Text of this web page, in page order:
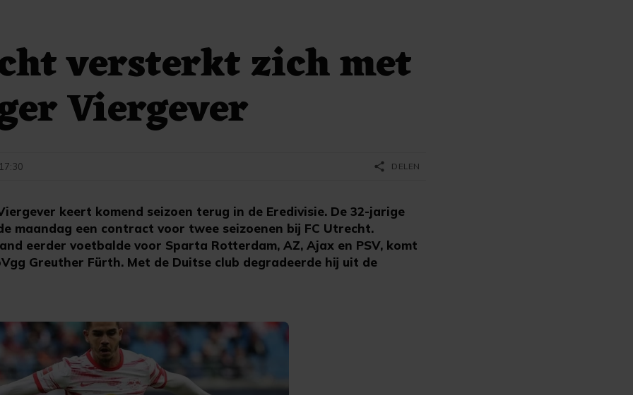
versterkt zich met
Viergever
keert komend seizoen terug in de Eredivisie. De 32-jarige
maandag een contract voor twee seizoenen bij FC Utrecht.
eerder voetbalde voor Sparta Rotterdam, AZ, Ajax en PSV, komt
Greuther Fürth. Met de Duitse club degradeerde hij uit de
share DELEN